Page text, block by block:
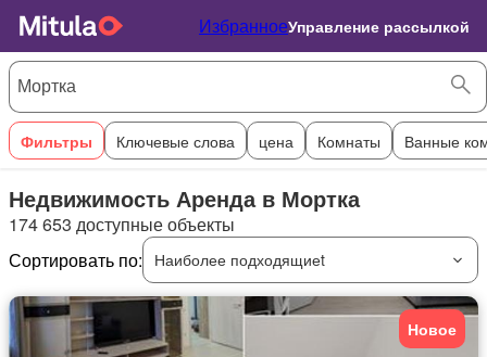
ИзбранноеУправление рассылкой
Фильтры Ключевые слова цена Комнаты Ванные
Недвижимость Аренда в Мортка
174 653 доступные объекты
Сортировать по:
Наиболее подходящиеt
Новое